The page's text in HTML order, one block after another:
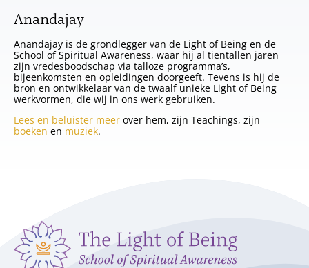
Anandajay
Anandajay is de grondlegger van de Light of Being en de
School of Spiritual Awareness, waar hij al tientallen jaren
zijn vredesboodschap via talloze programma’s,
bijeenkomsten en opleidingen doorgeeft. Tevens is hij de
bron en ontwikkelaar van de twaalf unieke Light of Being
werkvormen, die wij in ons werk gebruiken.
Lees en beluister meer over hem, zijn Teachings, zijn
boeken en muziek.